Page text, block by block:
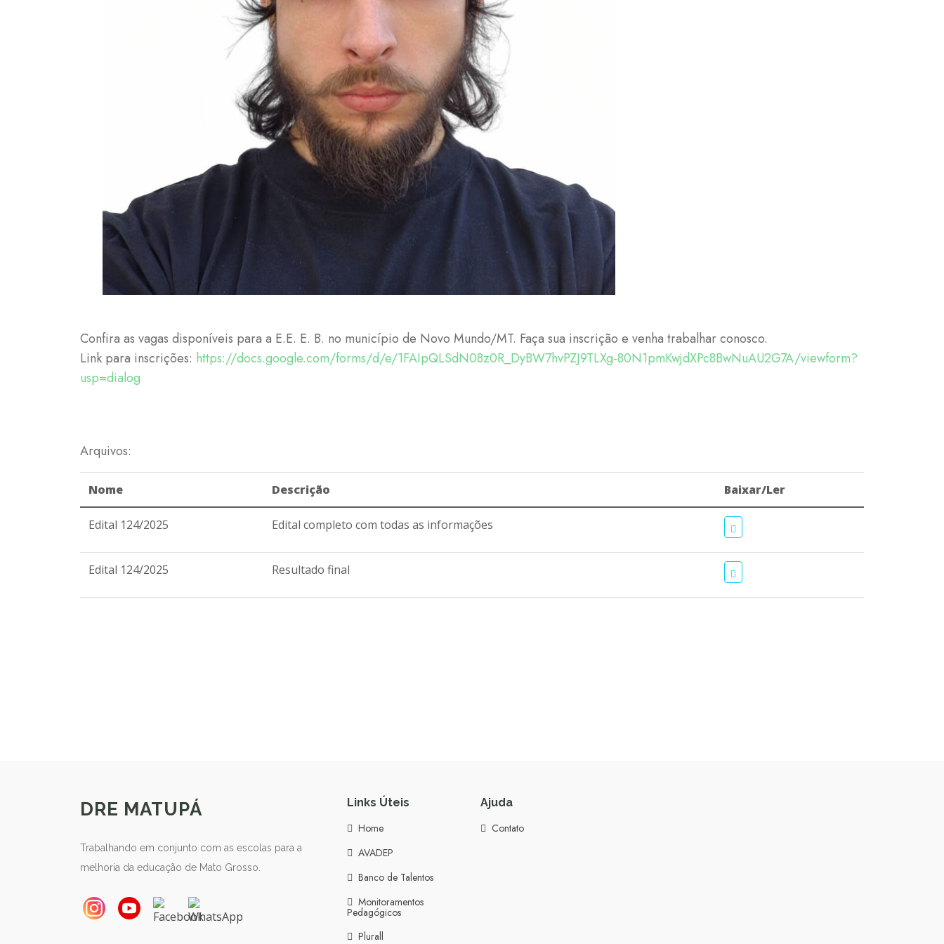
Confira as vagas disponíveis para a E.E. E. B. no município de Novo Mundo/MT. Faça sua inscrição e venha trabalhar conosco.
Link para inscrições: https://docs.google.com/forms/d/e/1FAIpQLSdN08z0R_DyBW7hvPZJ9TLXg-80N1pmKwjdXPc8BwNuAU2G7A/viewform?
usp=dialog
Arquivos:
Nome Descrição Baixar/Ler
Edital 124/2025 Edital completo com todas as informações
Edital 124/2025 Resultado final
DRE MATUPÁ
Trabalhando em conjunto com as escolas para a
melhoria da educação de Mato Grosso.
Links Úteis
Home
AVADEP
Banco de Talentos
Monitoramentos
Pedagógicos
Plurall
Ajuda
Contato